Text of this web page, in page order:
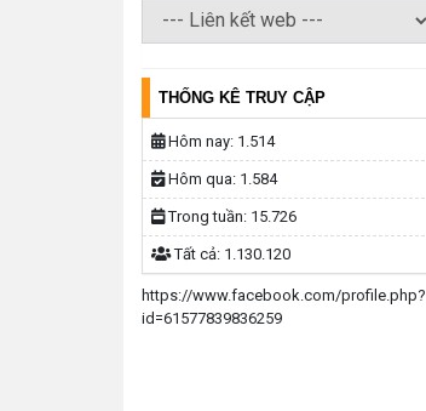
THỐNG KÊ TRUY CẬP
Hôm nay: 1.514
Hôm qua: 1.584
Trong tuần: 15.726
Tất cả: 1.130.120
https://www.facebook.com/profile.php?
id=61577839836259